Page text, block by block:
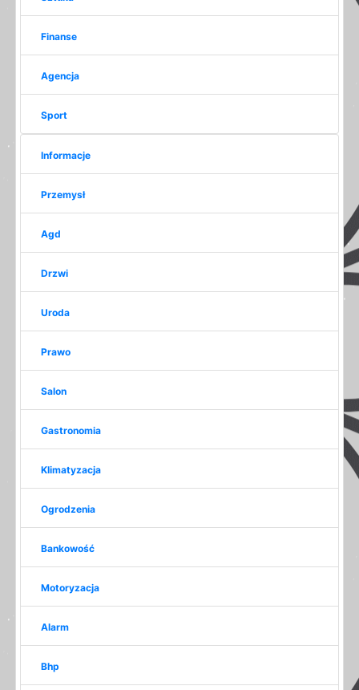
Finanse
Agencja
Sport
Informacje
Przemysł
Agd
Drzwi
Uroda
Prawo
Salon
Gastronomia
Klimatyzacja
Ogrodzenia
Bankowość
Motoryzacja
Alarm
Bhp